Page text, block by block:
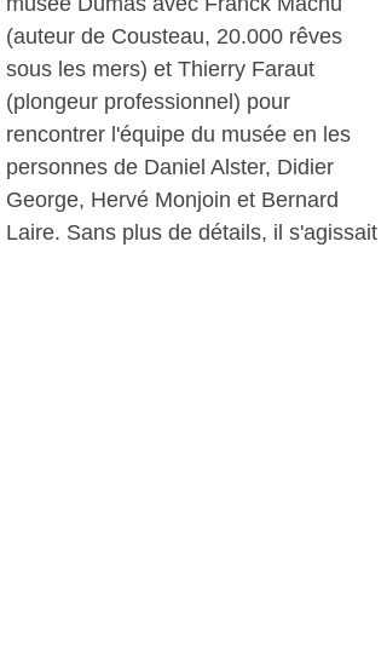
(auteur de Cousteau, 20.000 rêves
sous les mers) et Thierry Faraut
(plongeur professionnel) pour
rencontrer l'équipe du musée en les
personnes de Daniel Alster, Didier
George, Hervé Monjoin et Bernard
Laire. Sans plus de détails, il s'agissait